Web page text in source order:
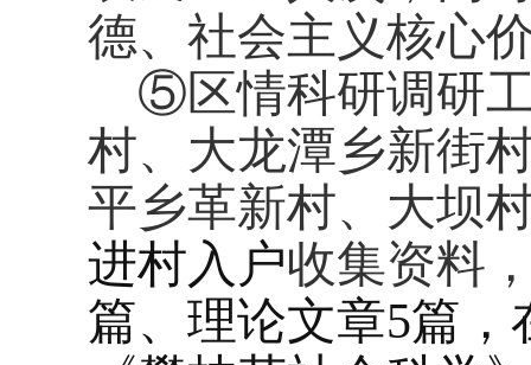
德、社会主义核心
⑤区情科研调研
村、大龙潭乡新街
平乡革新村、大坝
进村入户收集资料
篇、理论文章5篇，